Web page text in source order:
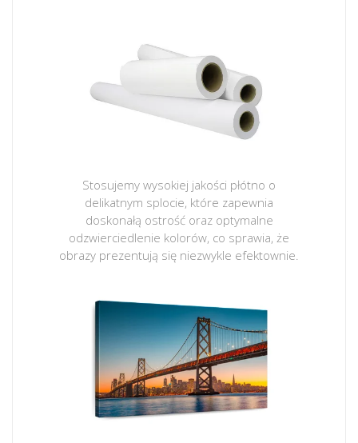
Stosujemy wysokiej jakości płótno o
delikatnym splocie, które zapewnia
doskonałą ostrość oraz optymalne
odzwierciedlenie kolorów, co sprawia, że
obrazy prezentują się niezwykle efektownie.